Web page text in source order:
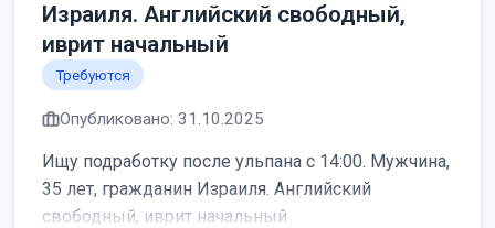
Израиля. Английский свободный,
иврит начальный
Требуются
Опубликовано: 31.10.2025
Ищу подработку после ульпана с 14:00. Мужчина,
35 лет, гражданин Израиля. Английский
свободный, иврит начальный